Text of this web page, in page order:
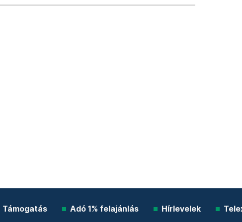
Támogatás Adó 1% felajánlás Hírlevelek